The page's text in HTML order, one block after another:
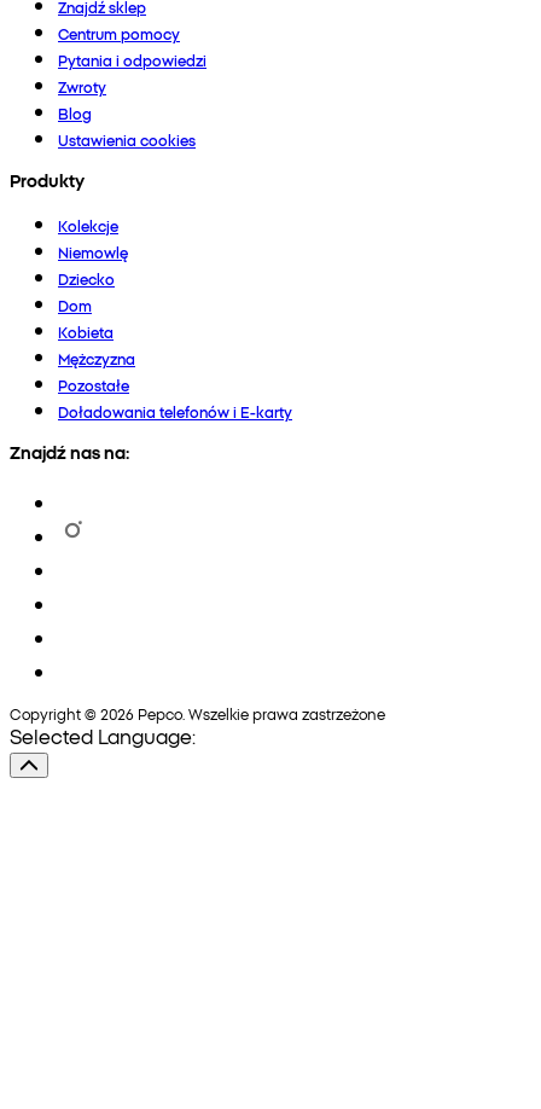
Znajdź sklep
Centrum pomocy
Pytania i odpowiedzi
Zwroty
Blog
Ustawienia cookies
Produkty
Kolekcje
Niemowlę
Dziecko
Dom
Kobieta
Mężczyzna
Pozostałe
Doładowania telefonów i E-karty
Znajdź nas na:
Copyright © 2026 Pepco. Wszelkie prawa zastrzeżone
Selected Language: